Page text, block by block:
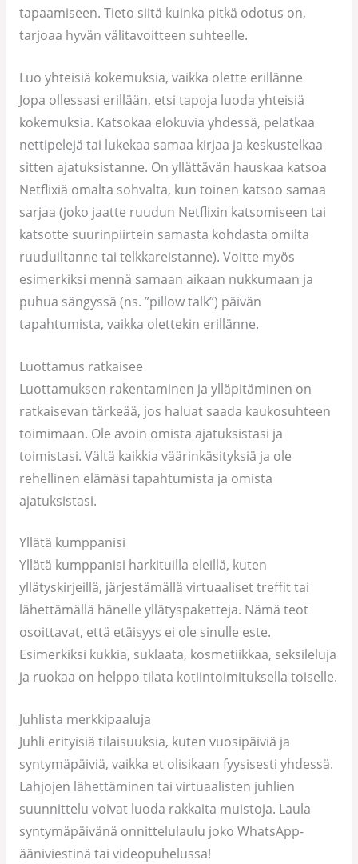
tapaamiseen. Tieto siitä kuinka pitkä odotus on,
tarjoaa hyvän välitavoitteen suhteelle.
Luo yhteisiä kokemuksia, vaikka olette erillänne
Jopa ollessasi erillään, etsi tapoja luoda yhteisiä
kokemuksia. Katsokaa elokuvia yhdessä, pelatkaa
nettipelejä tai lukekaa samaa kirjaa ja keskustelkaa
sitten ajatuksistanne. On yllättävän hauskaa katsoa
Netflixiä omalta sohvalta, kun toinen katsoo samaa
sarjaa (joko jaatte ruudun Netflixin katsomiseen tai
katsotte suurinpiirtein samasta kohdasta omilta
ruuduiltanne tai telkkareistanne). Voitte myös
esimerkiksi mennä samaan aikaan nukkumaan ja
puhua sängyssä (ns. ”pillow talk”) päivän
tapahtumista, vaikka olettekin erillänne.
Luottamus ratkaisee
Luottamuksen rakentaminen ja ylläpitäminen on
ratkaisevan tärkeää, jos haluat saada kaukosuhteen
toimimaan. Ole avoin omista ajatuksistasi ja
toimistasi. Vältä kaikkia väärinkäsityksiä ja ole
rehellinen elämäsi tapahtumista ja omista
ajatuksistasi.
Yllätä kumppanisi
Yllätä kumppanisi harkituilla eleillä, kuten
yllätyskirjeillä, järjestämällä virtuaaliset treffit tai
lähettämällä hänelle yllätyspaketteja. Nämä teot
osoittavat, että etäisyys ei ole sinulle este.
Esimerkiksi kukkia, suklaata, kosmetiikkaa, seksileluja
ja ruokaa on helppo tilata kotiintoimituksella toiselle.
Juhlista merkkipaaluja
Juhli erityisiä tilaisuuksia, kuten vuosipäiviä ja
syntymäpäiviä, vaikka et olisikaan fyysisesti yhdessä.
Lahjojen lähettäminen tai virtuaalisten juhlien
suunnittelu voivat luoda rakkaita muistoja. Laula
syntymäpäivänä onnittelulaulu joko WhatsApp-
ääniviestinä tai videopuhelussa!